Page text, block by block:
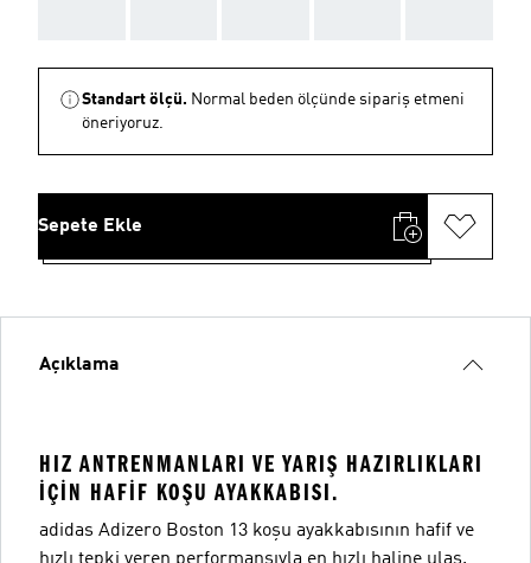
Standart ölçü. Normal beden ölçünde sipariş etmeni
öneriyoruz.
Sepete Ekle
Açıklama
HIZ ANTRENMANLARI VE YARIŞ HAZIRLIKLARI
IÇIN HAFIF KOŞU AYAKKABISI.
adidas Adizero Boston 13 koşu ayakkabısının hafif ve